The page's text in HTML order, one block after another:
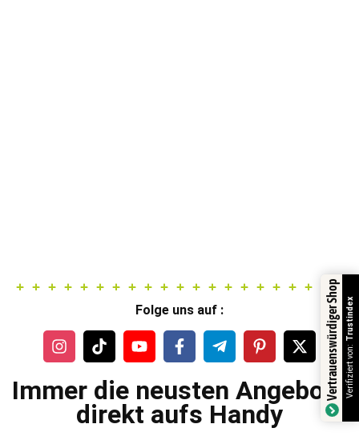
Folge uns auf :
Immer die neusten Angebote
direkt aufs Handy
Vertrauenswürdiger ShopVerifiziert von:
Trustindex